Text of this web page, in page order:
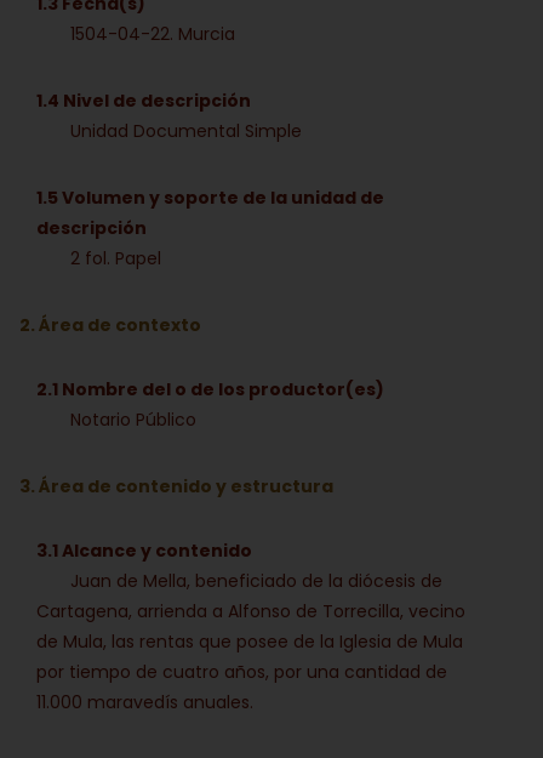
1504-04-22. Murcia
1.4 Nivel de descripción
Unidad Documental Simple
1.5 Volumen y soporte de la unidad de
descripción
2 fol. Papel
2. Área de contexto
2.1 Nombre del o de los productor(es)
Notario Público
3. Área de contenido y estructura
3.1 Alcance y contenido
Juan de Mella, beneficiado de la diócesis de
Cartagena, arrienda a Alfonso de Torrecilla, vecino
de Mula, las rentas que posee de la Iglesia de Mula
por tiempo de cuatro años, por una cantidad de
11.000 maravedís anuales.